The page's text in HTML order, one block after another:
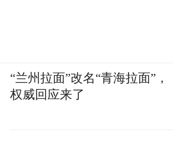
“兰州拉面”改名“青海拉面”，
权威回应来了